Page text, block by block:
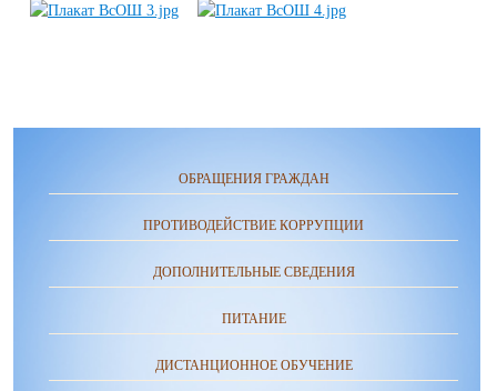
ОБРАЩЕНИЯ ГРАЖДАН
ПРОТИВОДЕЙСТВИЕ КОРРУПЦИИ
ДОПОЛНИТЕЛЬНЫЕ СВЕДЕНИЯ
ПИТАНИЕ
ДИСТАНЦИОННОЕ ОБУЧЕНИЕ